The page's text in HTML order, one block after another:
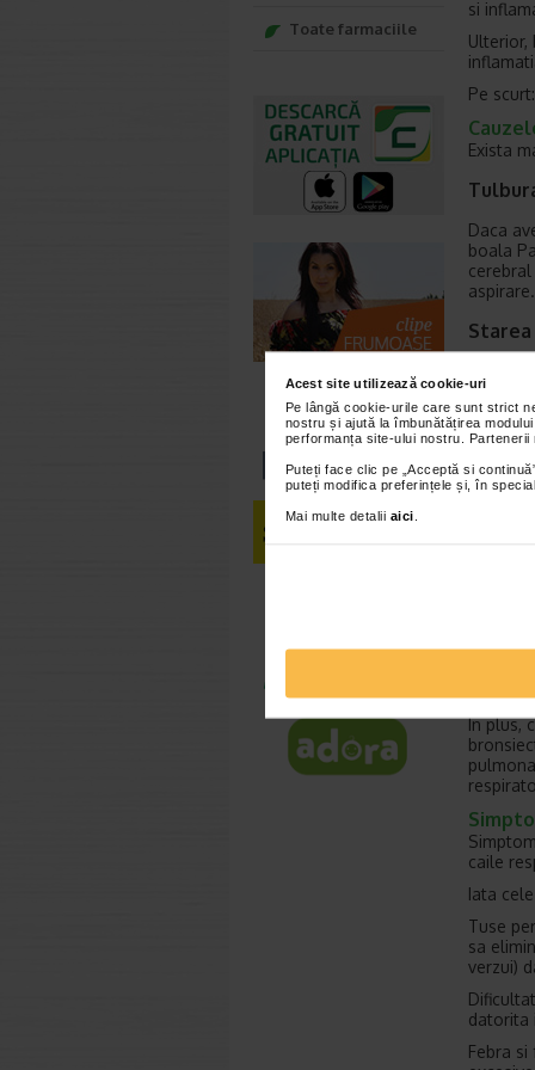
Acest site utilizează cookie-uri
Pe lângă cookie-urile care sunt strict
nostru și ajută la îmbunătățirea
performanța site-ului nostru.
Puteți face clic pe „Acceptă si
puteți modifica preferințele și, în
Mai multe detalii aici
si
Ulterior,
Pe
Exista
Daca
boala
aspirare.
aspira
Reflux
Daca
In plus,
caile
Iata
Tuse
sa
verzui)
datorita
Febra
Toate farmaciile